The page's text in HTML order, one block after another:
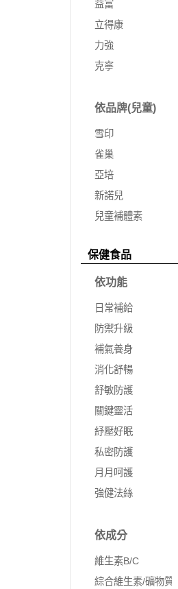
益富
立得康
力強
克寧
依品牌(兒童)
雪印
雀巢
亞培
新諾兒
兒童補體素
保健食品
依功能
日常補給
防禦升級
補氣養身
消化舒暢
舒敏防護
關鍵靈活
紓壓好眠
私密防護
月月呵護
強健法絲
依成分
維生素B/C
綜合維生素/礦物質